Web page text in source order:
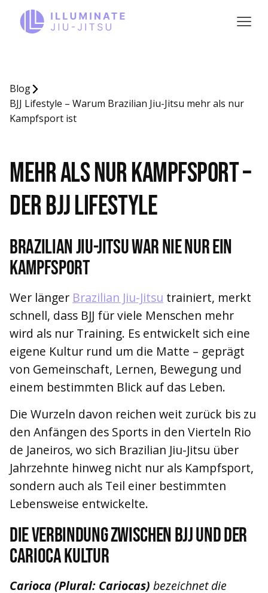
Blog
BJJ Lifestyle – Warum Brazilian Jiu-Jitsu mehr als nur
Kampfsport ist
Mehr als nur Kampfsport –
der BJJ Lifestyle
Brazilian Jiu-Jitsu war nie nur ein
Kampfsport
Wer länger Brazilian Jiu-Jitsu trainiert, merkt
schnell, dass BJJ für viele Menschen mehr
wird als nur Training. Es entwickelt sich eine
eigene Kultur rund um die Matte – geprägt
von Gemeinschaft, Lernen, Bewegung und
einem bestimmten Blick auf das Leben.
Die Wurzeln davon reichen weit zurück bis zu
den Anfängen des Sports in den Vierteln Rio
de Janeiros, wo sich Brazilian Jiu-Jitsu über
Jahrzehnte hinweg nicht nur als Kampfsport,
sondern auch als Teil einer bestimmten
Lebensweise entwickelte.
Die Verbindung zwischen BJJ und der
Carioca Kultur
Carioca (Plural: Cariocas) bezeichnet die